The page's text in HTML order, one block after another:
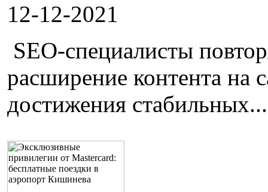
12-12-2021
SEO-специалисты
расширение контента на
достижения стабильных...